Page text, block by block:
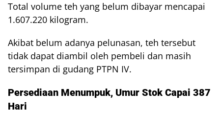
Total volume teh yang belum dibayar mencapai
1.607.220 kilogram.
Akibat belum adanya pelunasan, teh tersebut
tidak dapat diambil oleh pembeli dan masih
tersimpan di gudang PTPN IV.
Persediaan Menumpuk, Umur Stok Capai 387
Hari